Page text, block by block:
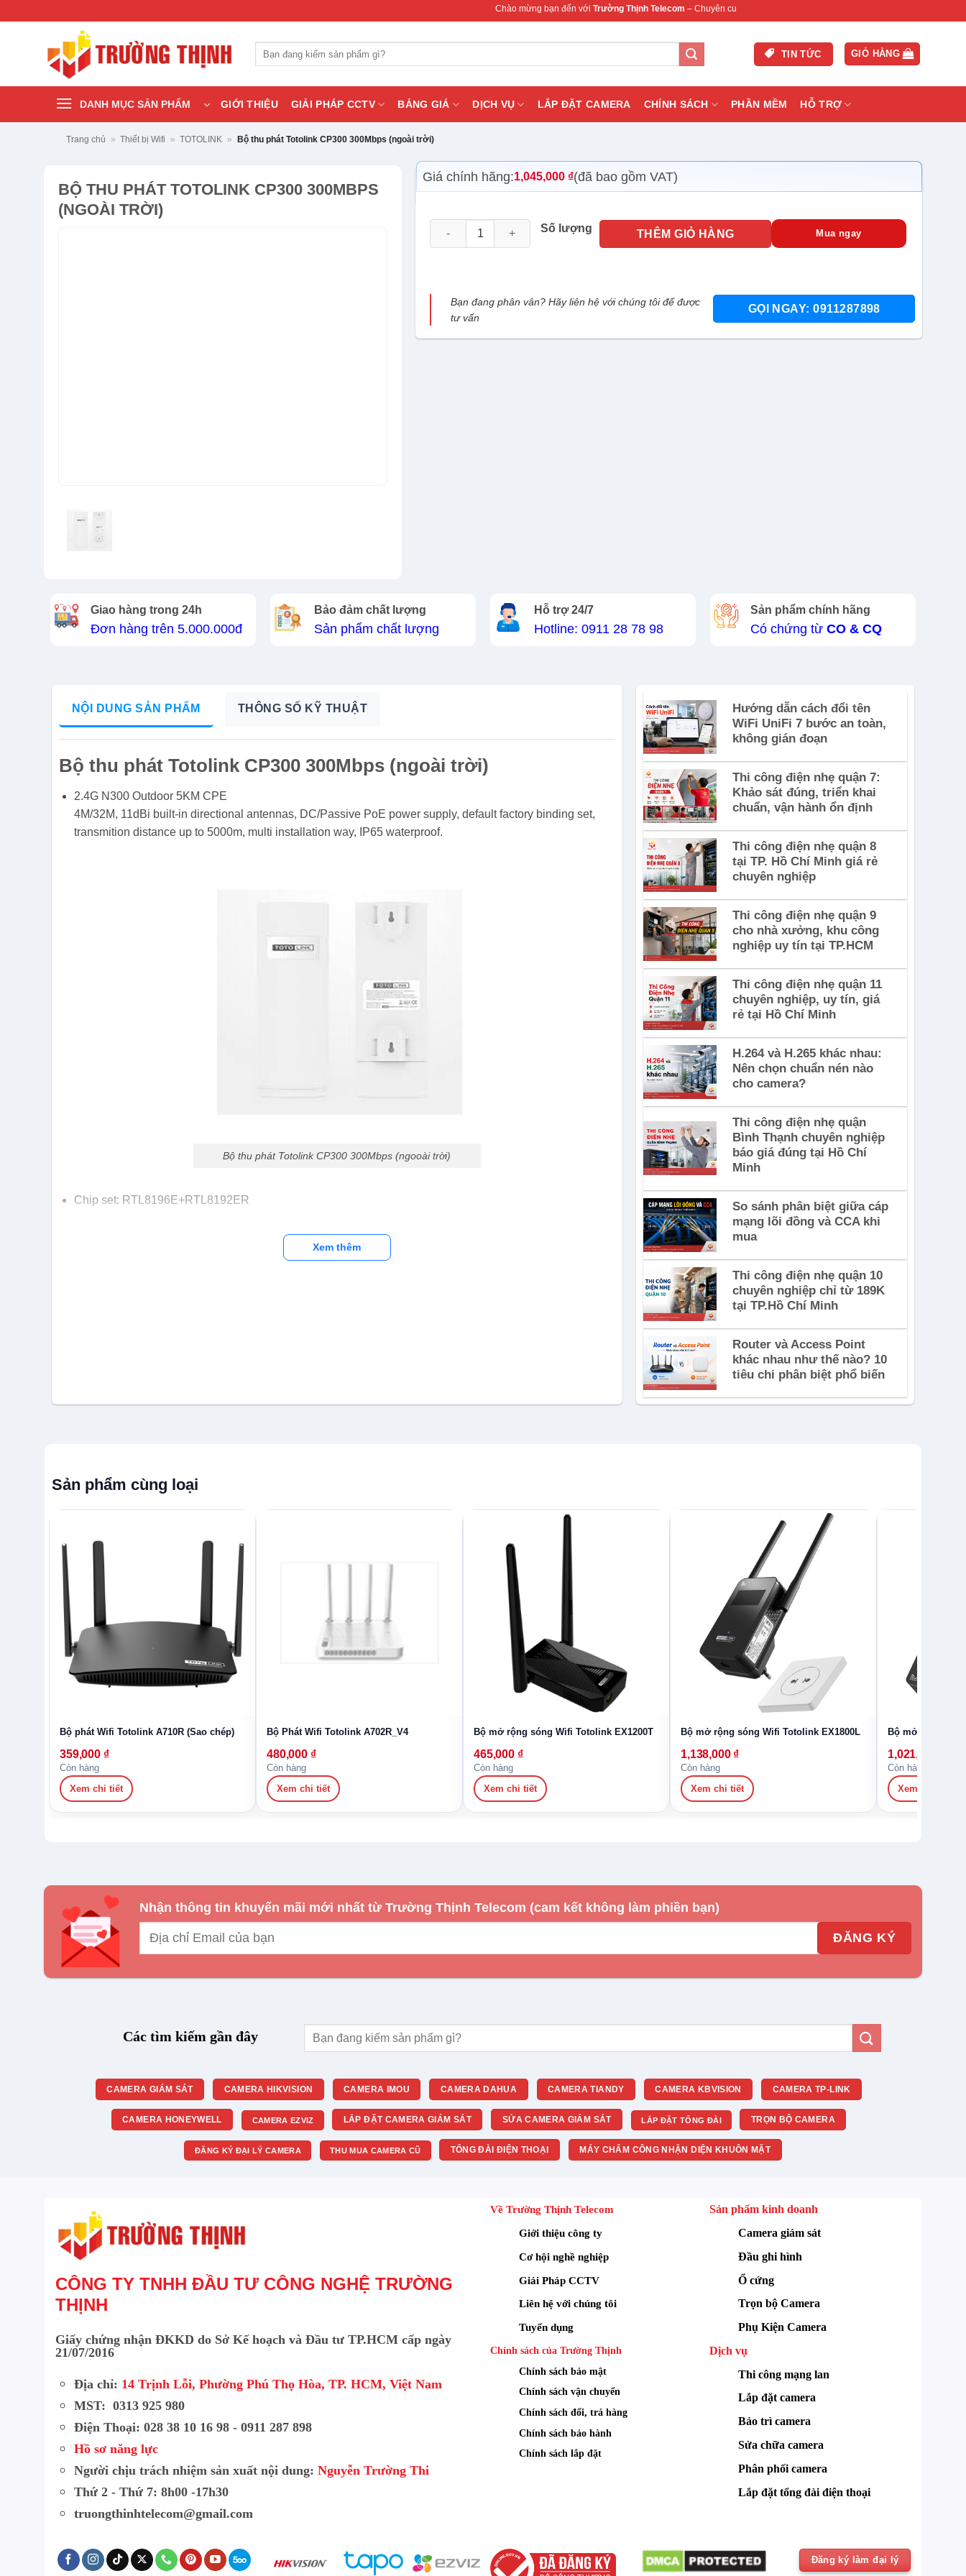
Chào mừng bạn đến vớiTrường Thịnh Telecom– Chuyên cung cấp thiết bị mạng & camera chính hãng, bảo hành , hỗ trợ nhanh.
kiếm:
TIN TỨC GIỎ HÀNG
DANH MỤC SẢN PHẨM GIỚI THIỆU GIẢI PHÁP CCTV BẢNG GIÁ DỊCH VỤ LẮP ĐẶT CAMERA CHÍNH SÁCH PHẦN MỀM HỖ TRỢ
Trang chủ » Thiết bị Wifi » TOTOLINK » Bộ thu phát Totolink CP300 300Mbps (ngoài trời)
BỘ THU PHÁT TOTOLINK CP300 300MBPS
(NGOÀI TRỜI)
Giá chính hãng:1,045,000 ₫(đã bao gồm VAT)
Số lượng
Bộ thu phát Totolink CP300 300Mbps (ngoài trời) số lượng
THÊM GIỎ HÀNG Mua ngay
Bạn đang phân vân? Hãy liên hệ với chúng tôi để được
tư vấn
GỌI NGAY: 0911287898
Giao hàng trong 24h
Đơn hàng trên 5.000.000đ
Bảo đảm chất lượng
Sản phẩm chất lượng
Hỗ trợ 24/7
Hotline: 0911 28 78 98
Sản phẩm chính hãng
Có chứng từ CO & CQ
NỘI DUNG SẢN PHẨM THÔNG SỐ KỸ THUẬT
Bộ thu phát Totolink CP300 300Mbps (ngoài trời)
2.4G N300 Outdoor 5KM CPE
4M/32M, 11dBi built-in directional antennas, DC/Passive PoE power supply, default factory binding set,
transmition distance up to 5000m, multi installation way, IP65 waterproof.
Bộ thu phát Totolink CP300 300Mbps (ngooài trời)
Chip set: RTL8196E+RTL8192ER
Xem thêm
Hướng dẫn cách đổi tên
WiFi UniFi 7 bước an toàn,
không gián đoạn
Thi công điện nhẹ quận 7:
Khảo sát đúng, triển khai
chuẩn, vận hành ổn định
Thi công điện nhẹ quận 8
tại TP. Hồ Chí Minh giá rẻ
chuyên nghiệp
Thi công điện nhẹ quận 9
cho nhà xưởng, khu công
nghiệp uy tín tại TP.HCM
Thi công điện nhẹ quận 11
chuyên nghiệp, uy tín, giá
rẻ tại Hồ Chí Minh
H.264 và H.265 khác nhau:
Nên chọn chuẩn nén nào
cho camera?
Thi công điện nhẹ quận
Bình Thạnh chuyên nghiệp
báo giá đúng tại Hồ Chí
Minh
So sánh phân biệt giữa cáp
mạng lõi đồng và CCA khi
mua
Thi công điện nhẹ quận 10
chuyên nghiệp chỉ từ 189K
tại TP.Hồ Chí Minh
Router và Access Point
khác nhau như thế nào? 10
tiêu chi phân biệt phổ biến
Sản phẩm cùng loại
Bộ phát Wifi Totolink A710R (Sao chép)
359,000 ₫
Còn hàng
Xem chi tiết
Bộ Phát Wifi Totolink A702R_V4
480,000 ₫
Còn hàng
Xem chi tiết
Bộ mở rộng sóng Wifi Totolink EX1200T
465,000 ₫
Còn hàng
Xem chi tiết
Bộ mở rộng sóng Wifi Totolink EX1800L
1,138,000 ₫
Còn hàng
Xem chi tiết
Bộ mở rộng
1,021,000
Còn hàng
Xem chi tiết
Nhận thông tin khuyến mãi mới nhất từ Trường Thịnh Telecom (cam kết không làm phiền bạn)
Các tìm kiếm gần đây
Tìm
CAMERA GIÁM SÁT CAMERA HIKVISION CAMERA IMOU CAMERA DAHUA CAMERA TIANDY CAMERA KBVISION CAMERA TP-LINK
CAMERA HONEYWELL CAMERA EZVIZ LẮP ĐẶT CAMERA GIÁM SÁT SỬA CAMERA GIÁM SÁT LẮP ĐẶT TỔNG ĐÀI TRỌN BỘ CAMERA
ĐĂNG KÝ ĐẠI LÝ CAMERA THU MUA CAMERA CŨ TỔNG ĐÀI ĐIỆN THOẠI MÁY CHẤM CÔNG NHẬN DIỆN KHUÔN MẶT
CÔNG TY TNHH ĐẦU TƯ CÔNG NGHỆ TRƯỜNG
THỊNH
Giấy chứng nhận ĐKKD do Sở Kế hoạch và Đầu tư TP.HCM cấp ngày
21/07/2016
Địa chỉ: 14 Trịnh Lỗi, Phường Phú Thọ Hòa, TP. HCM, Việt Nam
MST: 0313 925 980
Điện Thoại: 028 38 10 16 98 - 0911 287 898
Hồ sơ năng lực
Người chịu trách nhiệm sản xuất nội dung: Nguyễn Trường Thi
Thứ 2 - Thứ 7: 8h00 -17h30
truongthinhtelecom@gmail.com
Về Trường Thịnh Telecom
Giới thiệu công ty
Cơ hội nghề nghiệp
Giải Pháp CCTV
Liên hệ với chúng tôi
Tuyển dụng
Chính sách của Trường Thịnh
Chính sách bảo mật
Chính sách vận chuyển
Chính sách đổi, trả hàng
Chính sách bảo hành
Chính sách lắp đặt
Sản phẩm kinh doanh
Camera giám sát
Đầu ghi hình
Ổ cứng
Trọn bộ Camera
Phụ Kiện Camera
Dịch vụ
Thi công mạng lan
Lắp đặt camera
Bảo trì camera
Sửa chữa camera
Phân phối camera
Lắp đặt tổng đài điện thoại
Đăng ký làm đại lý